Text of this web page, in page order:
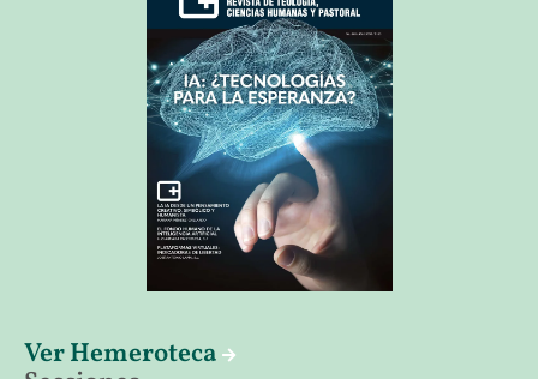
Ver Hemeroteca